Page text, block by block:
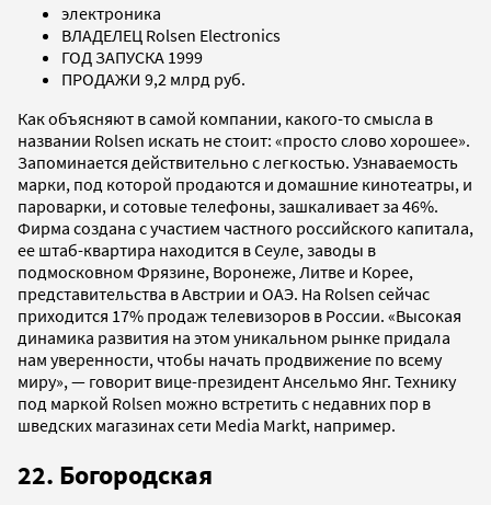
электроника
ВЛАДЕЛЕЦ Rolsen Electronics
ГОД ЗАПУСКА 1999
ПРОДАЖИ 9,2 млрд руб.
Как объясняют в самой компании, какого-то смысла в
названии Rolsen искать не стоит: «просто слово хорошее».
Запоминается действительно с легкостью. Узнаваемость
марки, под которой продаются и домашние кинотеатры, и
пароварки, и сотовые телефоны, зашкаливает за 46%.
Фирма создана с участием частного российского капитала,
ее штаб-квартира находится в Сеуле, заводы в
подмосковном Фрязине, Воронеже, Литве и Корее,
представительства в Австрии и ОАЭ. На Rolsen сейчас
приходится 17% продаж телевизоров в России. «Высокая
динамика развития на этом уникальном рынке придала
нам уверенности, чтобы начать продвижение по всему
миру», — говорит вице-президент Ансельмо Янг. Технику
под маркой Rolsen можно встретить с недавних пор в
шведских магазинах сети Media Markt, например.
22. Богородская